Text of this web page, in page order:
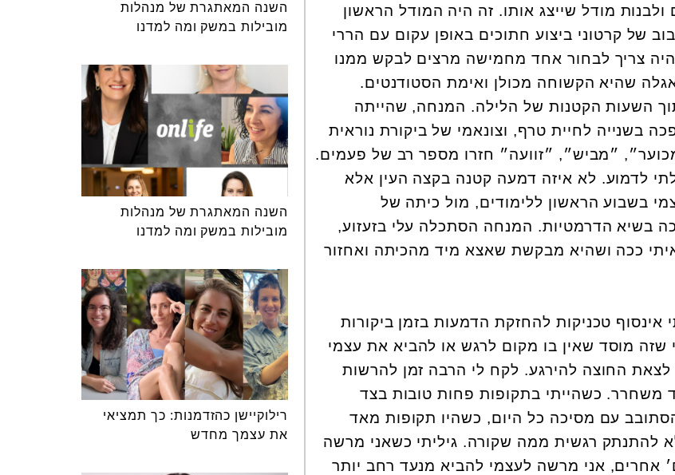
ולבנות מודל שייצג אותו. זה היה המודל הראשון
של קרטוני ביצוע חתוכים באופן עקום עם הררי
צריך לבחור אחד מחמישה מרצים לבקש ממנו
שהיא הקשוחה מכולן ואימת הסטודנטים.
השעות הקטנות של הלילה. המנחה, שהייתה
בשנייה לחיית טרף, וצונאמי של ביקורת נוראית
״מביש״, ״זוועה״ חזרו מספר רב של פעמים.
לדמוע. לא איזה דמעה קטנה בקצה העין אלא
בשבוע הראשון ללימודים, מול כיתה של
בשיא הדרמטיות. המנחה הסתכלה עלי בזעזוע,
ככה ושהיא מבקשת שאצא מיד מהכיתה ואחזור
טכניקות להחזקת הדמעות בזמן ביקורות
שזה מוסד שאין בו מקום לרגש או להביא את עצמי
החוצה להירגע. לקח לי הרבה זמן להרשות
משחרר. כשהייתי בתקופות פחות טובות בצד
עם מסיכה כל היום, כשהיו תקופות מאד
להתנתק רגשית ממה שקורה. גיליתי כשאני מרשה
אחרים, אני מרשה לעצמי להביא מנעד רחב יותר
השנה המאתגרת של מנהלות
מובילות במשק ומה למדנו
השנה המאתגרת של מנהלות
מובילות במשק ומה למדנו
רילוקיישן כהזדמנות: כך תמציאי
את עצמך מחדש